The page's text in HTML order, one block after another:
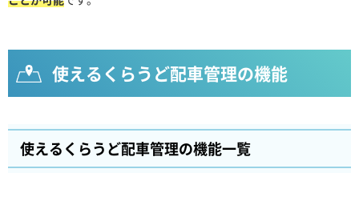
使えるくらうど配車管理の機能
使えるくらうど配車管理の機能一覧